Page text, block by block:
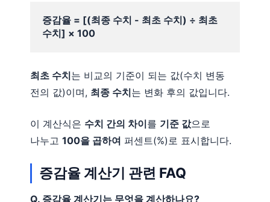
증감율 = [(최종 수치 - 최초 수치) ÷ 최초
수치] × 100
최초 수치는 비교의 기준이 되는 값(수치 변동
전의 값)이며, 최종 수치는 변화 후의 값입니다.
이 계산식은 수치 간의 차이를 기준 값으로
나누고 100을 곱하여 퍼센트(%)로 표시합니다.
증감율 계산기 관련 FAQ
Q. 증감율 계산기는 무엇을 계산하나요?